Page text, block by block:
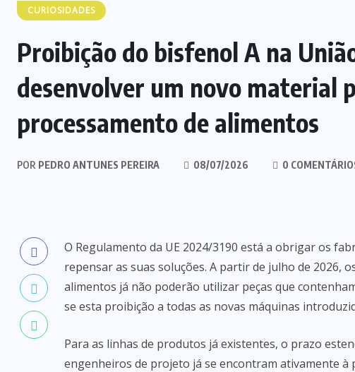
CURIOSIDADES
Proibição do bisfenol A na
desenvolver um novo material
processamento de alimentos
POR PEDRO ANTUNES PEREIRA 08/07/2026 0
O Regulamento da UE 2024/3190 está a obrigar os
repensar as suas soluções. A partir de julho de 2026,
alimentos já não poderão utilizar peças que
se esta proibição a todas as novas máquinas
Para as linhas de produtos já existentes, o prazo
engenheiros de projeto já se encontram ativamente à